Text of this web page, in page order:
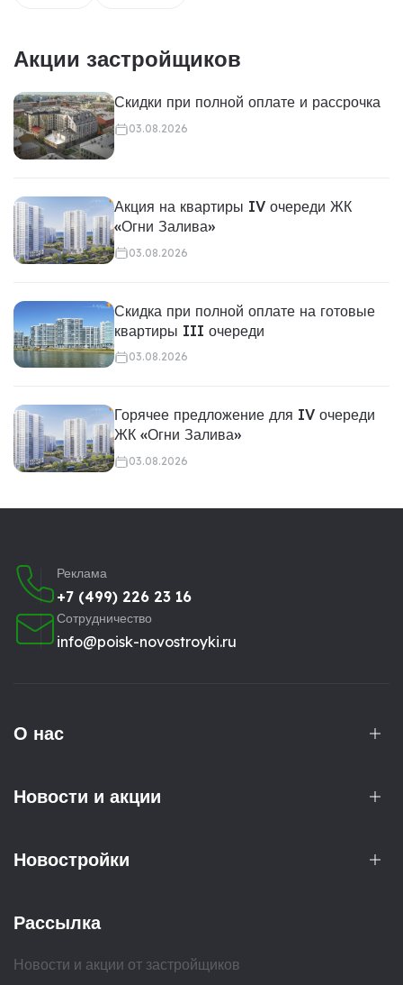
Акции застройщиков
Скидки при полной оплате и рассрочка
03.08.2026
Акция на квартиры IV очереди ЖК
«Огни Залива»
03.08.2026
Скидка при полной оплате на готовые
квартиры III очереди
03.08.2026
Горячее предложение для IV очереди
ЖК «Огни Залива»
03.08.2026
Реклама
+7 (499) 226 23 16
Сотрудничество
info@poisk-novostroyki.ru
О нас
Новости и акции
Новостройки
Рассылка
Новости и акции от застройщиков